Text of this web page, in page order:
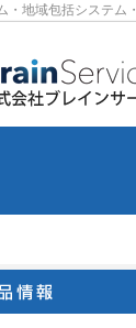
・地域包括システム